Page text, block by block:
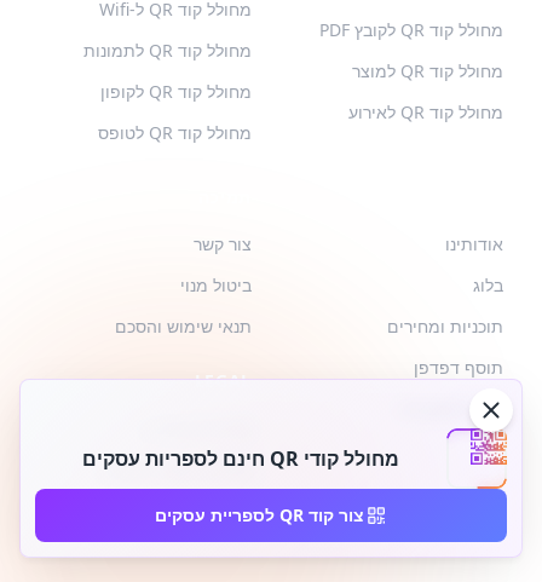
מחולל קודי QR חינם לספריות עסקים
צור קוד QR לספריית עסקים
מחולל קוד QR לקובץ PDF
מחולל קוד QR למוצר
מחולל קוד QR לאירוע
מחולל קוד QR ל-Wifi
מחולל קוד QR לתמונות
מחולל קוד QR לקופון
מחולל קוד QR לטופס
אודותינו
בלוג
תוכניות ומחירים
תוסף דפדפן
API אינטגרציה
צור קשר
ביטול מנוי
תנאי שימוש והסכם
LEGAL
מדיניות קובצי Cookie
GDPR